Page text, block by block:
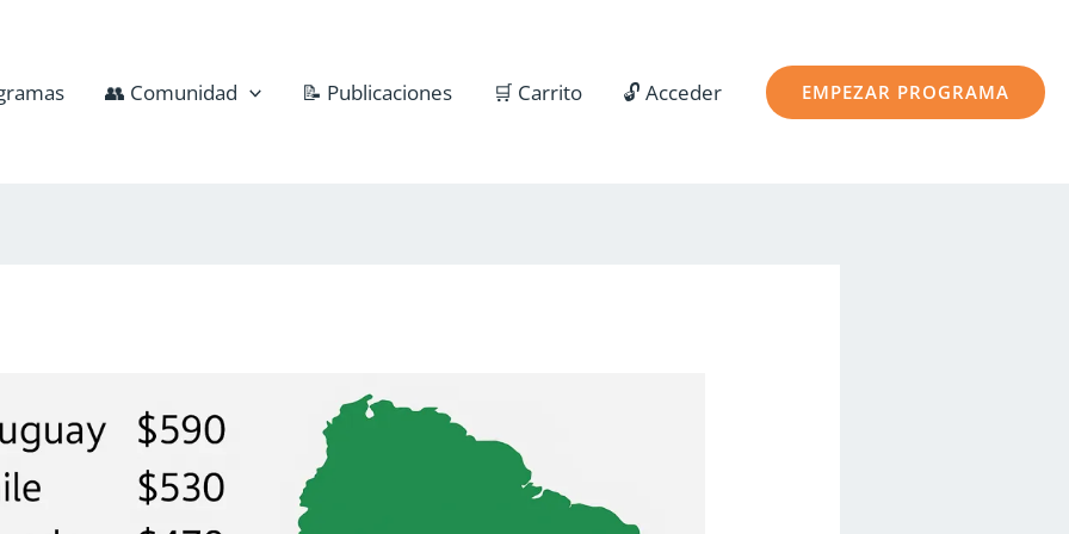
👥 Comunidad 📝 Publicaciones 🛒 Carrito 🔓 Acceder EMPEZAR PROGRAMA